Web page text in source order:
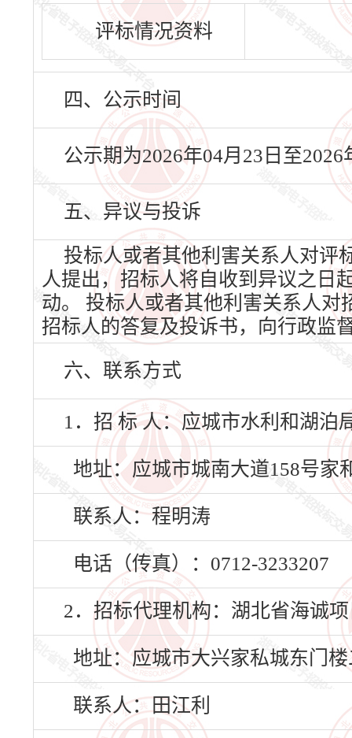
评标情况资料
四、公示时间
公示期为2026年04月23日至
五、异议与投诉
投标人或者其他利害关系人对评
人提出，招标人将自收到异议之日
动。 投标人或者其他利害关系人
招标人的答复及投诉书，向行政监
六、联系方式
1．招 标 人：应城市水利和湖泊
地址：应城市城南大道158号家
联系人：程明涛
电话（传真）：0712-3233207
2．招标代理机构：湖北省海诚
地址：应城市大兴家私城东门
联系人：田江利